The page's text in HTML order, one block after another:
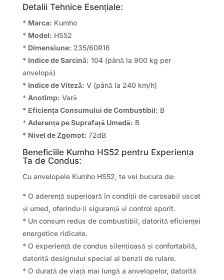
Detalii Tehnice Esențiale:
* Marca: Kumho
* Model: HS52
* Dimensiune: 235/60R16
* Indice de Sarcină: 104 (până la 900 kg per
anvelopă)
* Indice de Viteză: V (până la 240 km/h)
* Anotimp: Vară
* Eficiența Consumului de Combustibil: B
* Aderența pe Suprafață Umedă: B
* Nivel de Zgomot: 72dB
Beneficiile Kumho HS52 pentru Experiența
Ta de Condus:
Cu anvelopele Kumho HS52, te vei bucura de:
* O aderență superioară în condiții de carosabil uscat
și umed, oferindu-ți siguranță și control sporit.
* Un consum redus de combustibil, datorită eficienței
energetice ridicate.
* O experiență de condus silențioasă și confortabilă,
datorită designului special al benzii de rulare.
* O durată de viață mai lungă a anvelopelor, datorită